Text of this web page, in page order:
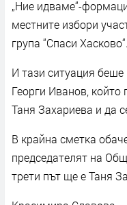
„Ние идваме“-
местните избори
група “Спаси Хасково“.
И тази ситуация
Георги Иванов, който
Таня Захариева и да
В крайна сметка
председателят на
трети път ще е Таня